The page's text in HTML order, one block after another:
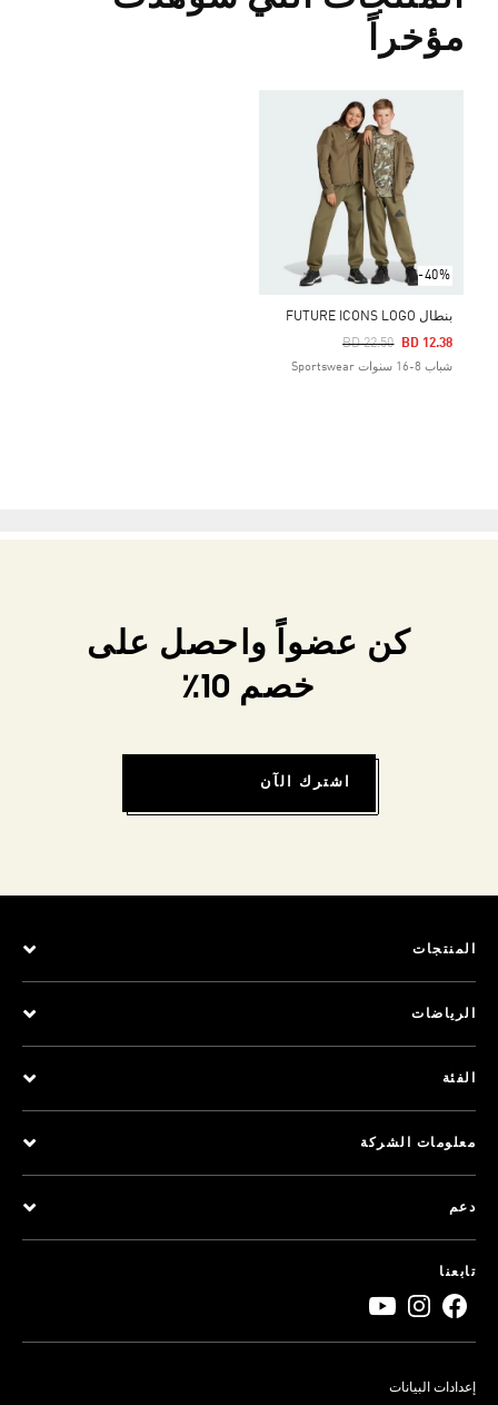
مؤخراً
-40%
بنطال FUTURE ICONS LOGO
Price Reduced From
BD 22.50
To BD 12.38
شباب 8-16 سنوات Sportswear
كن عضواً واحصل على
خصم 10٪
اشترك الآن
المنتجات
الرياضات
الفئة
معلومات الشركة
دعم
تابعنا
إعدادات البيانات